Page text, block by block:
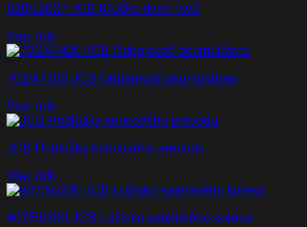
826/11627 JCB Kľučka dverí ľavá
Viac info
701/47400 JCB Odpojovač akumulátora
Viac info
JCB Podložky koncového prevodu
Viac info
907/50200 JCB Ložisko satelitného kolesa